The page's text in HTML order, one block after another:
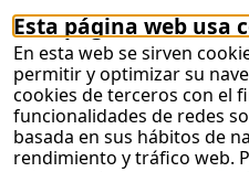
Esta página web usa
En esta web se sirven
permitir y optimizar su
cookies de terceros con el
funcionalidades de redes
basada en sus hábitos de
rendimiento y tráfico web.